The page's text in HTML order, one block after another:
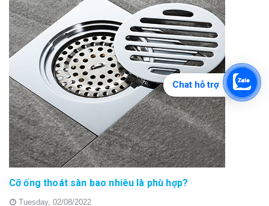
Cỡ ống thoát sàn bao nhiêu là phù hợp?
Tuesday, 02/08/2022
Chat hỗ trợ